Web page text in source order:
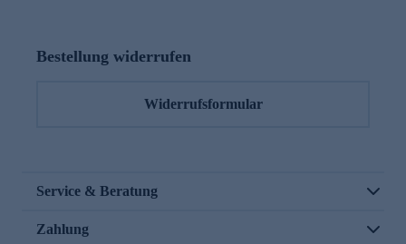
Bestellung widerrufen
Widerrufsformular
Service & Beratung
Zahlung